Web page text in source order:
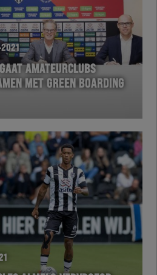
AMATEURCLUBS
MET GREEN BOARDING